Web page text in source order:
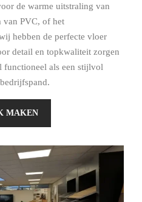
de warme uitstraling van
van PVC, of het
hebben de perfecte vloer
detail en topkwaliteit zorgen
als een stijlvol
MAKEN